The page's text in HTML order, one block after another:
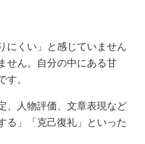
にくい」と感じていません
せん。自分の中にある甘
す。
、人物評価、文章表現など
る」「克己復礼」といった